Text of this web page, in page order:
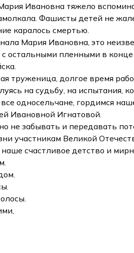
Ивановна тяжело
Фашисты детей не
каралось смертью.
Мария Ивановна, это
с остальными пленными в конце
труженица, долгое время
на судьбу, на испытания,
односельчане, гордимся
Ивановной Игнатовой.
не забывать и передавать
участникам Великой
счастливое детство и